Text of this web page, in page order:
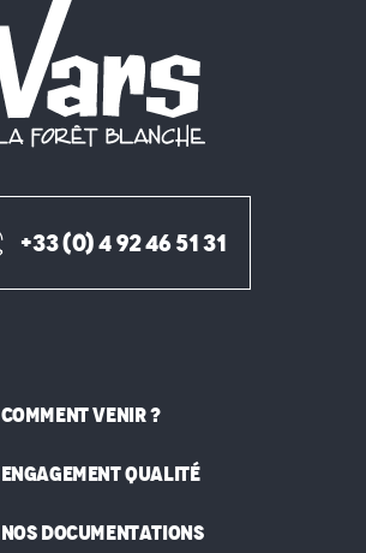
+33 (0) 4 92 46 51 31
COMMENT VENIR ?
ENGAGEMENT QUALITÉ
NOS DOCUMENTATIONS